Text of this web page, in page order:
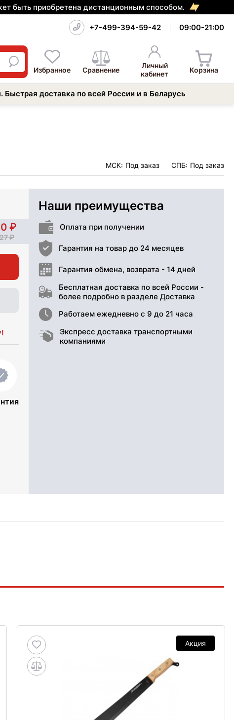
быть приобретена дистанционным способом.
+7-499-394-59-42 09:00-21:00
Избранное Сравнение
Личный
кабинет
Корзина
доставка по всей России и в Беларусь
МСК: Под заказ СПБ: Под заказ
Наши преимущества
Оплата при получении
Гарантия на товар до 24 месяцев
Гарантия обмена, возврата - 14 дней
Бесплатная доставка по всей России -
более подробно в разделе Доставка
Работаем ежедневно с 9 до 21 часа
Экспресс доставка транспортными
компаниями
Акция